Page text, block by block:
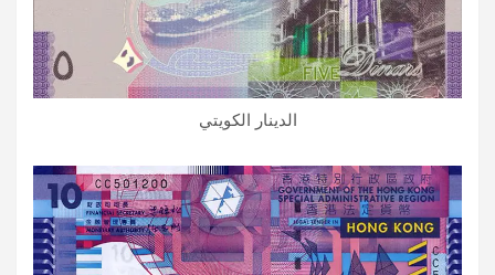
الدينار الكويتي